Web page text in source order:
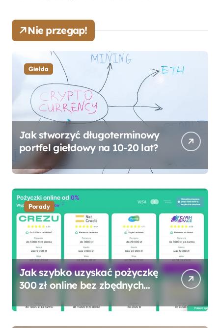
Nie przegap!
Giełda
Jak stworzyć długoterminowy
portfel giełdowy na 10-20 lat?
Porady
Jak szybko uzyskać pożyczkę
300 zł online bez zbędnych